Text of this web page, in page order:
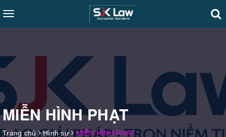
Toggle
navigation
MIỄN HÌNH PHẠT
Trang chủ Hình sự MIỄN HÌNH PHẠT